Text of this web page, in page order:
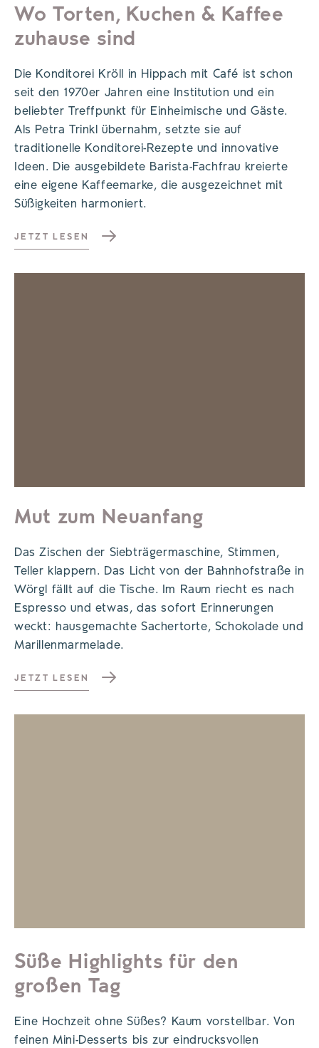
Wo Torten, Kuchen & Kaffee
zuhause sind
Die Konditorei Kröll in Hippach mit Café ist schon
seit den 1970er Jahren eine Institution und ein
beliebter Treffpunkt für Einheimische und Gäste.
Als Petra Trinkl übernahm, setzte sie auf
traditionelle Konditorei-Rezepte und innovative
Ideen. Die ausgebildete Barista-Fachfrau kreierte
eine eigene Kaffeemarke, die ausgezeichnet mit
Süßigkeiten harmoniert.
JETZT LESEN
Mut zum Neuanfang
Das Zischen der Siebträgermaschine, Stimmen,
Teller klappern. Das Licht von der Bahnhofstraße in
Wörgl fällt auf die Tische. Im Raum riecht es nach
Espresso und etwas, das sofort Erinnerungen
weckt: hausgemachte Sachertorte, Schokolade und
Marillenmarmelade.
JETZT LESEN
Süße Highlights für den
großen Tag
Eine Hochzeit ohne Süßes? Kaum vorstellbar. Von
feinen Mini-Desserts bis zur eindrucksvollen